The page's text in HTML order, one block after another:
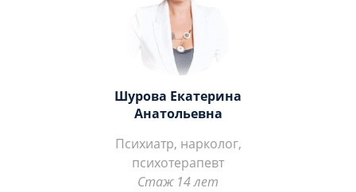
Шурова Екатерина
Анатольевна
Психиатр, нарколог,
психотерапевт
Стаж 14 лет